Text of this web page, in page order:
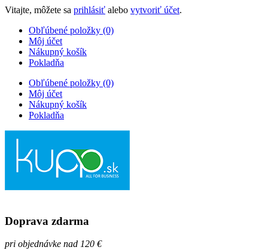
Vitajte, môžete sa prihlásiť alebo vytvoriť účet.
Obľúbené položky (0)
Môj účet
Nákupný košík
Pokladňa
Obľúbené položky (0)
Môj účet
Nákupný košík
Pokladňa
Doprava zdarma
pri objednávke nad 120 €